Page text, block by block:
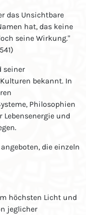
das Unsichtbare
hat, das keine
seine Wirkung."
seiner
bekannt. In
Philosophien
Lebensenergie und
die einzeln
höchsten Licht und
jeglicher